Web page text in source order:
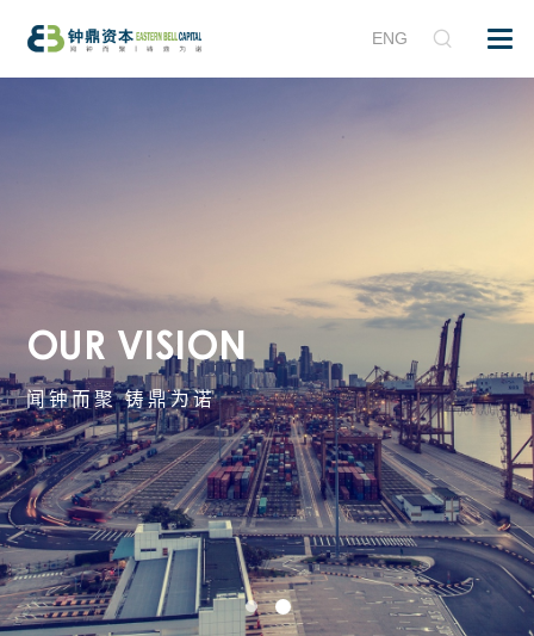
ENG
OUR VISION
闻钟而聚 铸鼎为诺